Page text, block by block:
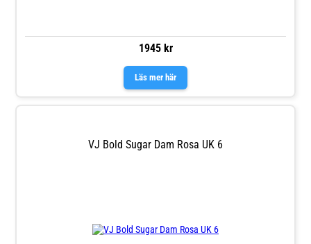
1945 kr
Läs mer här
VJ Bold Sugar Dam Rosa UK 6